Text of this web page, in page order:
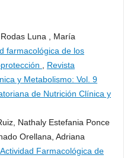
Luna , María
farmacológica de los
, Revista
y Metabolismo: Vol. 9
de Nutrición Clínica y
Nathaly Estefania Ponce
Orellana, Adriana
Actividad Farmacológica de